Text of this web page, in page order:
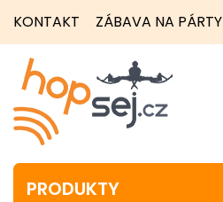
KONTAKT ZÁBAVA NA PÁRTY
PRODUKTY